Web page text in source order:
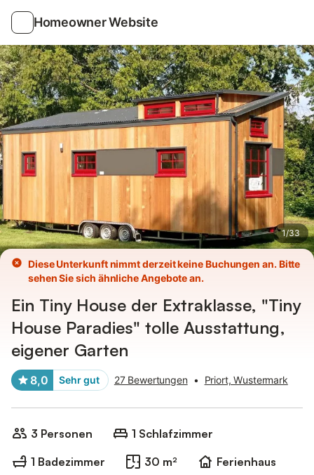
Homeowner Website
1/33
Bilder Ausstattung Bewertungen
Diese Unterkunft nimmt derzeit keine Buchungen an. Bitte
sehen Sie sich ähnliche Angebote an.
Ein Tiny House der Extraklasse, "Tiny
House Paradies" tolle Ausstattung,
eigener Garten
8,0 Sehr gut 27 Bewertungen • Priort, Wustermark
3 Personen
1 Schlafzimmer
1 Badezimmer
30 m²
Ferienhaus